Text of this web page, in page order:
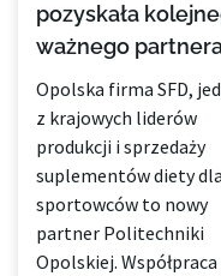
pozyskała
ważnego
Opolska firma SFD,
z krajowych liderów
produkcji i sprzedaży
suplementów diety dla
sportowców to nowy
partner Politechniki
Opolskiej. Współpraca